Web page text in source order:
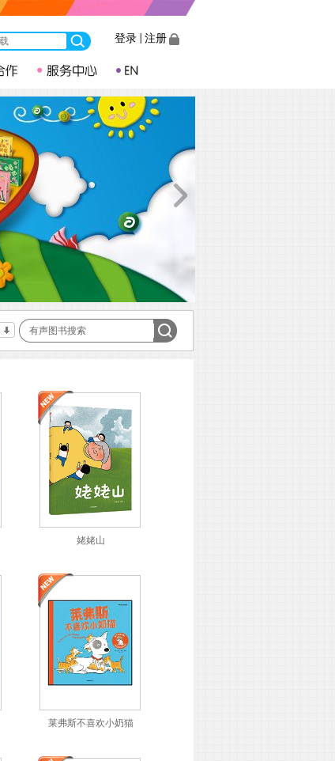
登录 注册
姥姥山
莱弗斯不喜欢小奶猫